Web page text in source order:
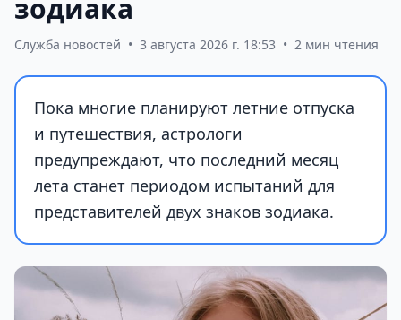
зодиака
Служба новостей • 3 августа 2026 г. 18:53 • 2 мин чтения
Пока многие планируют летние отпуска
и путешествия, астрологи
предупреждают, что последний месяц
лета станет периодом испытаний для
представителей двух знаков зодиака.